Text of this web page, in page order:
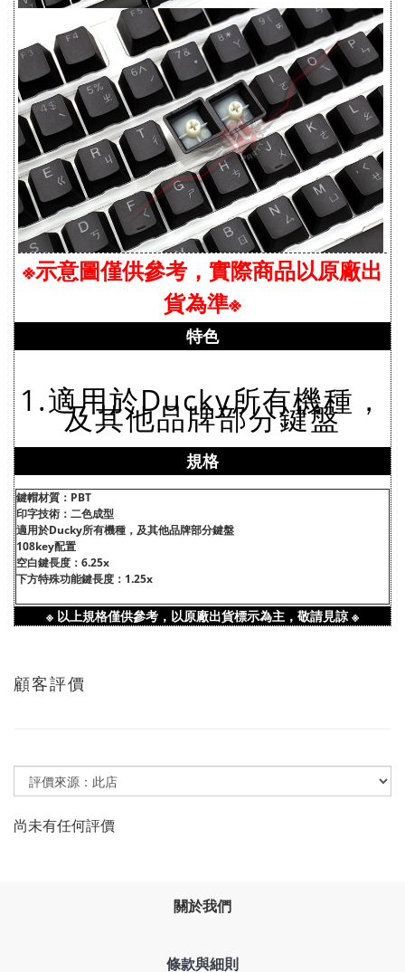
※示意圖僅供參考，實際商品以原廠出
貨為準※
特色
1.適用於Ducky所有機種，
及其他品牌部分鍵盤
規格
鍵帽材質：PBT
印字技術：二色成型
適用於Ducky所有機種，及其他品牌部分鍵盤
108key配置
空白鍵長度：6.25x
下方特殊功能鍵長度：1.25x
※ 以上規格僅供參考，以原廠出貨標示為主，敬請見諒 ※
顧客評價
尚未有任何評價
關於我們
條款與細則